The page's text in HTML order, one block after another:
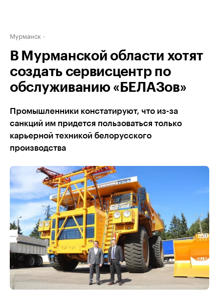
Мурманск
В Мурманской области хотят
создать сервисцентр по
обслуживанию «БЕЛАЗов»
Промышленники констатируют, что из-за
санкций им придется пользоваться только
карьерной техникой белорусского
производства